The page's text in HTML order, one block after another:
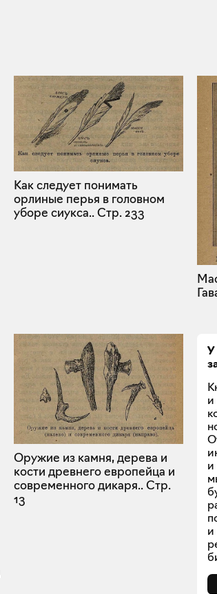
Как следует понимать
орлиные перья в головном
уборе сиукса..Стр. 233
Оружие из камня, дерева и
кости древнего европейца и
современного дикаря..Стр.
13
У
и
и
и